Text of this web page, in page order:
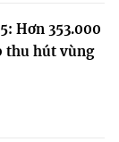
Hơn 353.000
thu hút vùng